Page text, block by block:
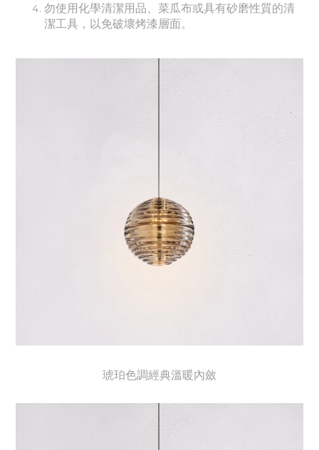
勿使用化學清潔用品、菜瓜布或具有砂磨性質的清
潔工具，以免破壞烤漆層面。
琥珀色調經典溫暖內斂